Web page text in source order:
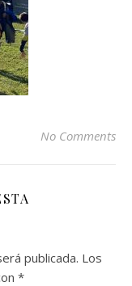
No Comments
publicada. Los
*